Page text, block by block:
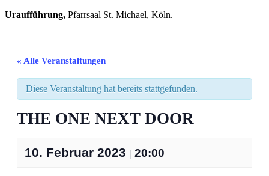
Uraufführung, Pfarrsaal St. Michael, Köln.
« Alle Veranstaltungen
Diese Veranstaltung hat bereits stattgefunden.
THE ONE NEXT DOOR
10. Februar 2023 | 20:00